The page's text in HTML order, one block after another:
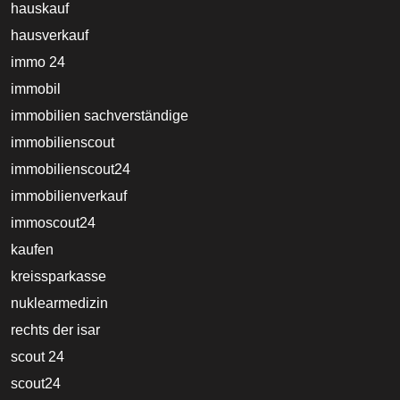
hauskauf
hausverkauf
immo 24
immobil
immobilien sachverständige
immobilienscout
immobilienscout24
immobilienverkauf
immoscout24
kaufen
kreissparkasse
nuklearmedizin
rechts der isar
scout 24
scout24